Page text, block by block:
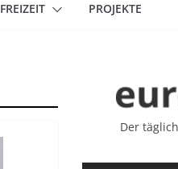
FREIZEIT PROJEKTE
Der